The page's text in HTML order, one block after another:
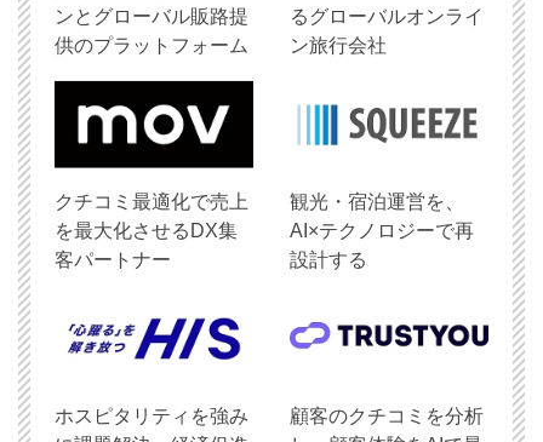
ンとグローバル販路提
供のプラットフォーム
るグローバルオンライ
ン旅行会社
クチコミ最適化で売上
を最大化させるDX集
客パートナー
観光・宿泊運営を、
AI×テクノロジーで再
設計する
ホスピタリティを強み
顧客のクチコミを分析